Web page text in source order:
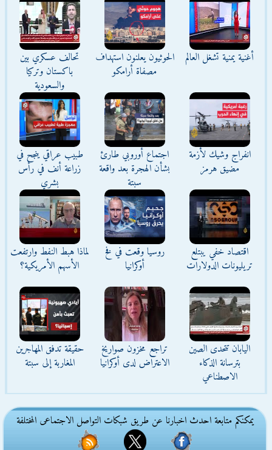
أغنية يمنية تشغل العالم
الحوثيون يعلنون استهداف
مصفاة أرامكو
تحالف عسكري بين
باكستان وتركيا
والسعودية
انفراج وشيك لأزمة
مضيق هرمز
اجتماع أوروبي طارئ
بشأن الهجرة بعد واقعة
سبتة
طبيب عراقي ينجح في
زراعة أنف في رأس
بشري
اقتصاد خفي يبتلع
تريليونات الدولارات
روسيا وقعت في فخ
أوكرانيا
لماذا هبط النفط وارتفعت
الأسهم الأمريكية؟
اليابان تتحدى الصين
بترسانة الذكاء
الاصطناعي
تراجع مخزون صواريخ
الاعتراض لدى أوكرانيا
حقيقة تدفق المهاجرين
المغاربة إلى سبتة
يمكنكم متابعة احدث اخبارنا عن طريق شبكات التواصل الاجتماعى المختلفة